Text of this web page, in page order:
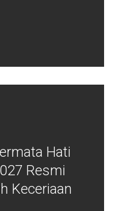
Hati
Resmi
Keceriaan